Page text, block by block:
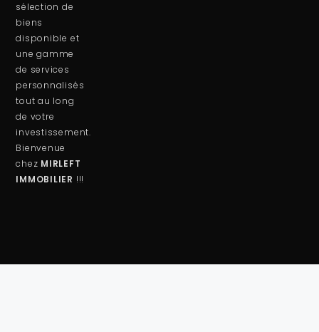
sélection de
biens
disponible et
une gamme
de services
personnalisés
tout au long
de votre
investissement.
Bienvenue
chez MIRLEFT
IMMOBILIER !!!